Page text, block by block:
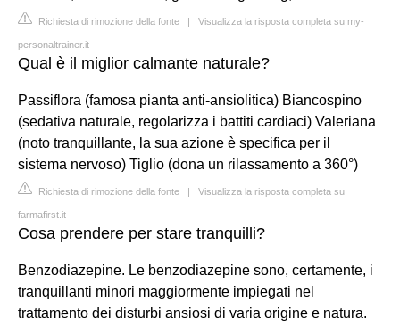
Richiesta di rimozione della fonte | Visualizza la risposta completa su my-
personaltrainer.it
Qual è il miglior calmante naturale?
Passiflora (famosa pianta anti-ansiolitica) Biancospino
(sedativa naturale, regolarizza i battiti cardiaci) Valeriana
(noto tranquillante, la sua azione è specifica per il
sistema nervoso) Tiglio (dona un rilassamento a 360°)
Richiesta di rimozione della fonte | Visualizza la risposta completa su
farmafirst.it
Cosa prendere per stare tranquilli?
Benzodiazepine. Le benzodiazepine sono, certamente, i
tranquillanti minori maggiormente impiegati nel
trattamento dei disturbi ansiosi di varia origine e natura.